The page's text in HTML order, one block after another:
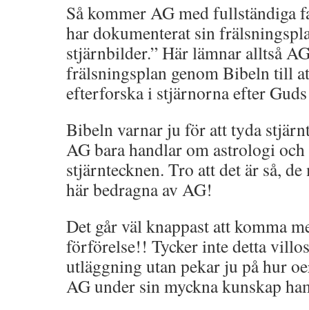
Så kommer AG med fullständiga
har dokumenterat sin
stjärnbilder.” Här lämnar alltså
frälsningsplan genom Bibeln till
efterforska i stjärnorna efter
Bibeln varnar ju för att tyda
AG bara handlar om astrologi
stjärntecknen. Tro att det är så,
här bedragna av AG!
Det går väl knappast att komma
förförelse!! Tycker inte detta
utläggning utan pekar ju på hur
AG under sin myckna kunskap